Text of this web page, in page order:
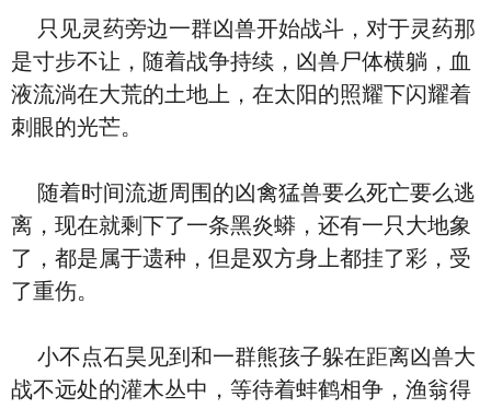
只见灵药旁边一群凶兽开始战斗，对于灵药那
是寸步不让，随着战争持续，凶兽尸体横躺，血
液流淌在大荒的土地上，在太阳的照耀下闪耀着
刺眼的光芒。
随着时间流逝周围的凶禽猛兽要么死亡要么逃
离，现在就剩下了一条黑炎蟒，还有一只大地象
了，都是属于遗种，但是双方身上都挂了彩，受
了重伤。
小不点石昊见到和一群熊孩子躲在距离凶兽大
战不远处的灌木丛中，等待着蚌鹤相争，渔翁得